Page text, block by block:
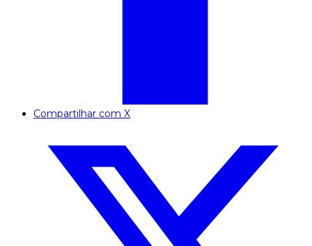
Compartilhar com X